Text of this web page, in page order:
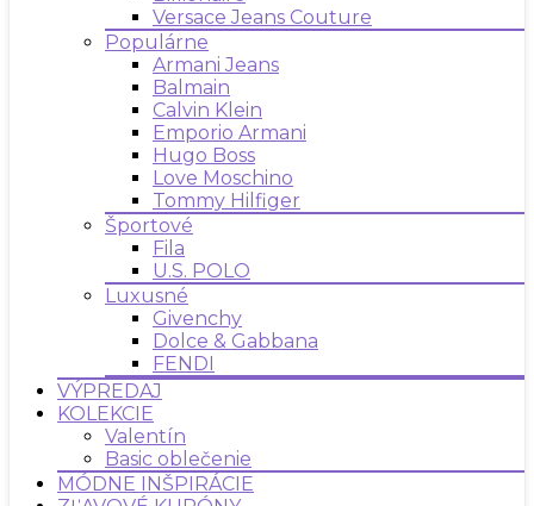
Versace Jeans Couture
Populárne
Armani Jeans
Balmain
Calvin Klein
Emporio Armani
Hugo Boss
Love Moschino
Tommy Hilfiger
Športové
Fila
U.S. POLO
Luxusné
Givenchy
Dolce & Gabbana
FENDI
VÝPREDAJ
KOLEKCIE
Valentín
Basic oblečenie
MÓDNE INŠPIRÁCIE